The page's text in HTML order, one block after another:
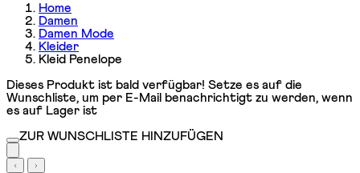
Home
Damen
Damen Mode
Kleider
Kleid Penelope
Dieses Produkt ist bald verfügbar! Setze es auf die
Wunschliste, um per E-Mail benachrichtigt zu werden, wenn
es auf Lager ist
ZUR WUNSCHLISTE HINZUFÜGEN